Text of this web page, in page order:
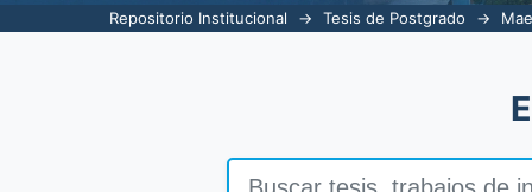
Repositorio Institucional → Tesis de Postgrado →